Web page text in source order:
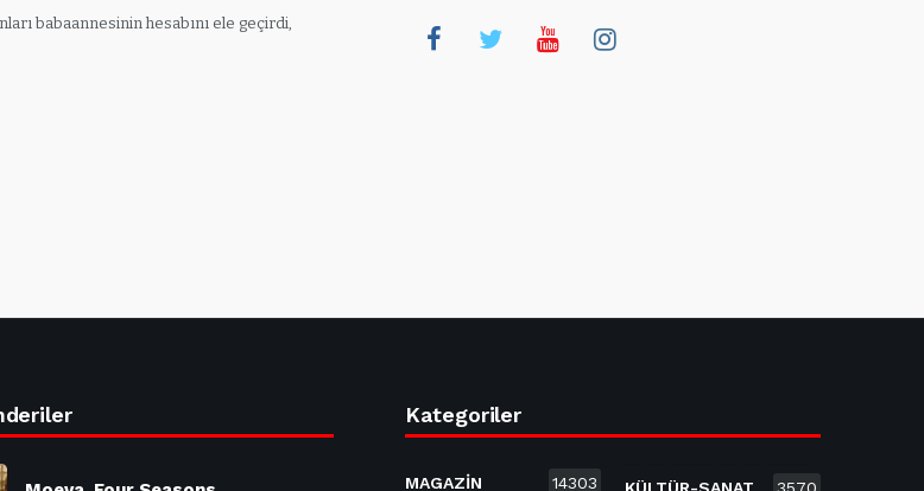
babaannesinin hesabını ele geçirdi,
Kategoriler
MAGAZİN 14303 KÜLTÜR-SANAT 3570